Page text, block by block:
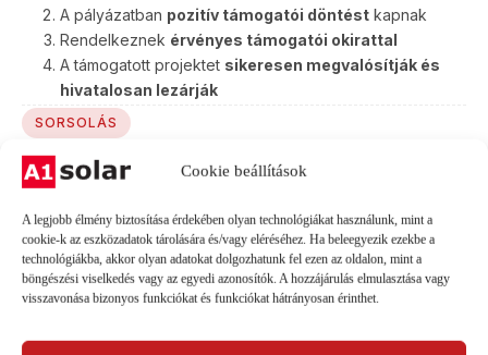
Cookie beállítások
A legjobb élmény biztosítása érdekében olyan technológiákat használunk, mint a
cookie-k az eszközadatok tárolására és/vagy eléréséhez. Ha beleegyezik ezekbe a
technológiákba, akkor olyan adatokat dolgozhatunk fel ezen az oldalon, mint a
böngészési viselkedés vagy az egyedi azonosítók. A hozzájárulás elmulasztása vagy
visszavonása bizonyos funkciókat és funkciókat hátrányosan érinthet.
A pályázatban pozitív támogatói döntést kapnak
Rendelkeznek érvényes támogatói okirattal
A támogatott projektet sikeresen megvalósítják és
hivatalosan lezárják
SORSOLÁS
Hogyan választjuk ki a nyertest?
A nyertest véletlenszerű sorsolással választjuk ki a jogosult
Sorsolás:a pályázati felületen elérhetővé váló szerződéskötési
lehetőség megnyílásától számított 30 napos
szerződéskötési időszak lezárását követő 15
online véletlenszerű generátor segítségével